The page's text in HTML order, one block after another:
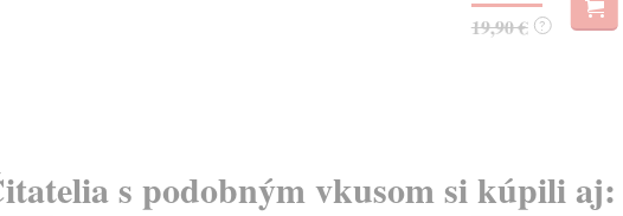
19,90 € ?
s podobným vkusom si kúpili aj: